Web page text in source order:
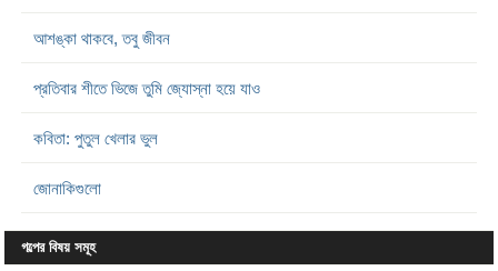
আশঙ্কা থাকবে, তবু জীবন
প্রতিবার শীতে ভিজে তুমি জ্যোস্না হয়ে যাও
কবিতা: পুতুল খেলার ভুল
জোনাকিগুলো
গল্পের বিষয় সমূহ